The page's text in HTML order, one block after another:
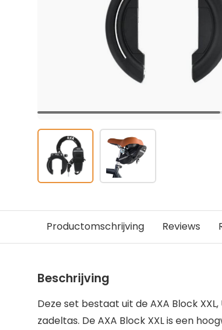
Productomschrijving Reviews
Beschrijving
Deze set bestaat uit de AXA Block
zadeltas. De AXA Block XXL is een